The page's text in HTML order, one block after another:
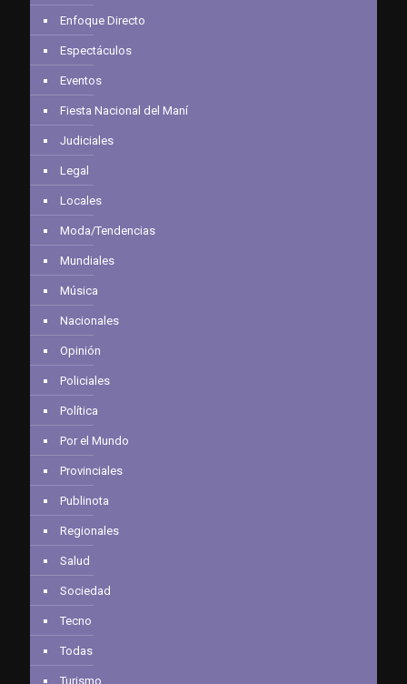
Enfoque Directo
Espectáculos
Eventos
Fiesta Nacional del Maní
Judiciales
Legal
Locales
Moda/Tendencias
Mundiales
Música
Nacionales
Opinión
Policiales
Política
Por el Mundo
Provinciales
Publinota
Regionales
Salud
Sociedad
Tecno
Todas
Turismo